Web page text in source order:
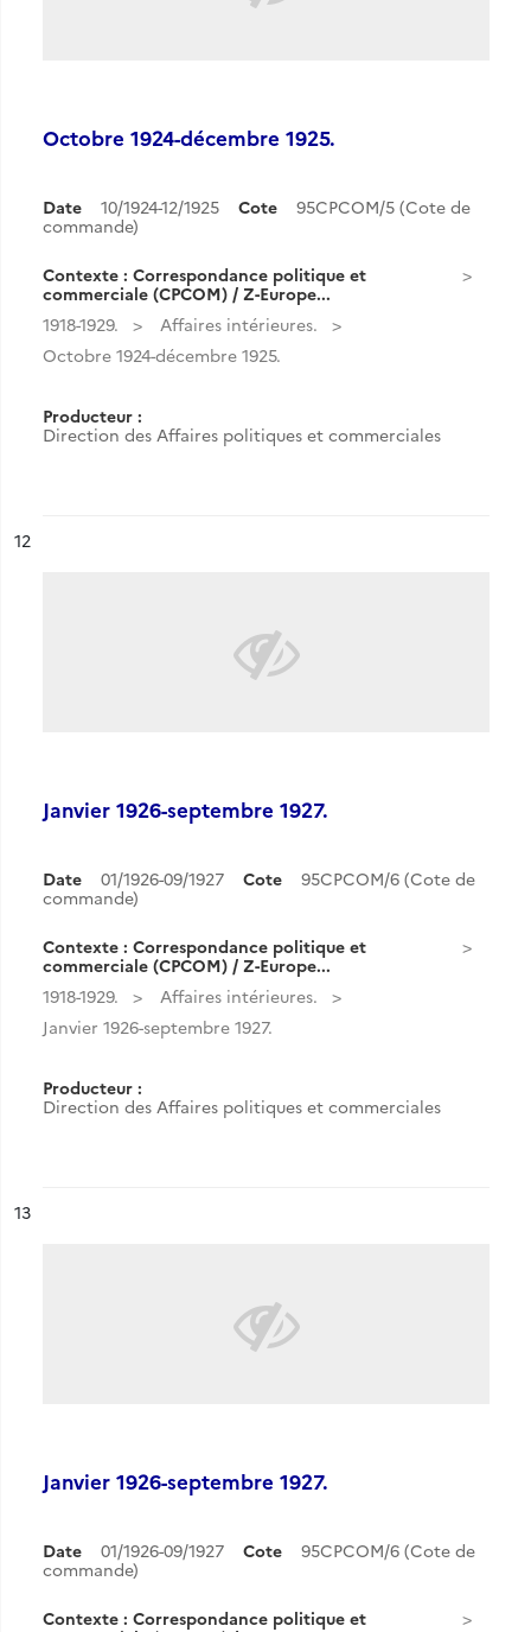
Octobre 1924-décembre 1925.
Date 10/1924-12/1925 Cote
95CPCOM/5 (Cote de
commande)
Contexte : Correspondance politique et
commerciale (CPCOM) / Z-Europe...
1918-1929.
Affaires intérieures.
Octobre 1924-décembre 1925.
Producteur :
Direction des Affaires politiques et commerciales
n°
12
Janvier 1926-septembre 1927.
Date 01/1926-09/1927 Cote
95CPCOM/6 (Cote de
commande)
Contexte : Correspondance politique et
commerciale (CPCOM) / Z-Europe...
1918-1929.
Affaires intérieures.
Janvier 1926-septembre 1927.
Producteur :
Direction des Affaires politiques et commerciales
n°
13
Janvier 1926-septembre 1927.
Date 01/1926-09/1927 Cote
95CPCOM/6 (Cote de
commande)
Contexte : Correspondance politique et